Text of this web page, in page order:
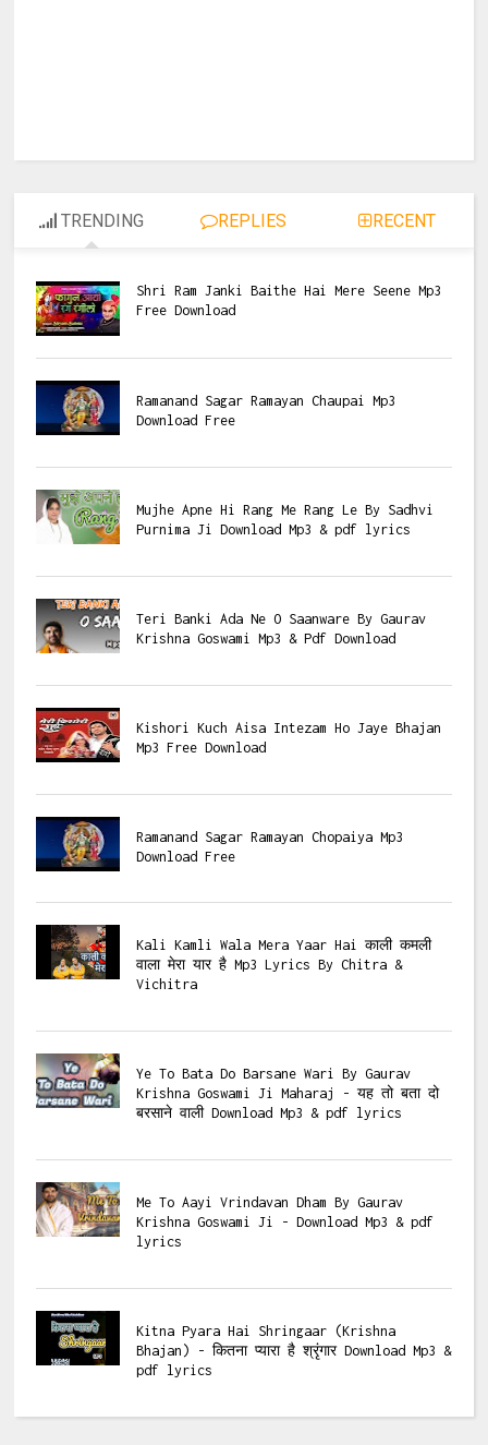
TRENDING REPLIES RECENT
Shri Ram Janki Baithe Hai Mere Seene Mp3
Free Download
Ramanand Sagar Ramayan Chaupai Mp3
Download Free
Mujhe Apne Hi Rang Me Rang Le By Sadhvi
Purnima Ji Download Mp3 & pdf lyrics
Teri Banki Ada Ne O Saanware By Gaurav
Krishna Goswami Mp3 & Pdf Download
Kishori Kuch Aisa Intezam Ho Jaye Bhajan
Mp3 Free Download
Ramanand Sagar Ramayan Chopaiya Mp3
Download Free
Kali Kamli Wala Mera Yaar Hai काली कमली
वाला मेरा यार है Mp3 Lyrics By Chitra &
Vichitra
Ye To Bata Do Barsane Wari By Gaurav
Krishna Goswami Ji Maharaj - यह तो बता दो
बरसाने वाली Download Mp3 & pdf lyrics
Me To Aayi Vrindavan Dham By Gaurav
Krishna Goswami Ji - Download Mp3 & pdf
lyrics
Kitna Pyara Hai Shringaar (Krishna
Bhajan) - कितना प्यारा है श्रृंगार Download Mp3 &
pdf lyrics